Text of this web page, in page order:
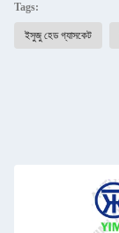
Tags:
ইসুজু হেড গ্যাসকেট